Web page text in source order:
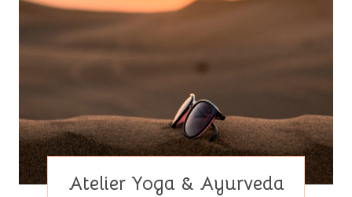
Atelier Yoga & Ayurveda